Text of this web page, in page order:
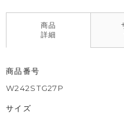
商品
詳細
商品番号
W242STG27P
サイズ